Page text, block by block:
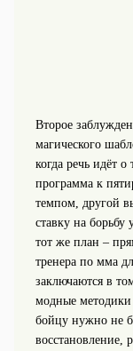
Второе
магического
когда речь идёт
программа к
темпом, другой
ставку на
тот же план –
тренера по мма
заключаются в
модные методики
бойцу нужно не
восстановление,